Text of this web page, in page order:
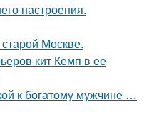
настроения.
Москве.
кит Кемп в ее
к богатому мужчине …